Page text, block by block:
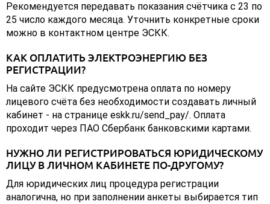
Рекомендуется передавать показания счётчика с 23 по
25 число каждого месяца. Уточнить конкретные сроки
можно в контактном центре ЭСКК.
КАК ОПЛАТИТЬ ЭЛЕКТРОЭНЕРГИЮ БЕЗ
РЕГИСТРАЦИИ?
На сайте ЭСКК предусмотрена оплата по номеру
лицевого счёта без необходимости создавать личный
кабинет - на странице eskk.ru/send_pay/. Оплата
проходит через ПАО Сбербанк банковскими картами.
НУЖНО ЛИ РЕГИСТРИРОВАТЬСЯ ЮРИДИЧЕСКОМУ
ЛИЦУ В ЛИЧНОМ КАБИНЕТЕ ПО-ДРУГОМУ?
Для юридических лиц процедура регистрации
аналогична, но при заполнении анкеты выбирается тип